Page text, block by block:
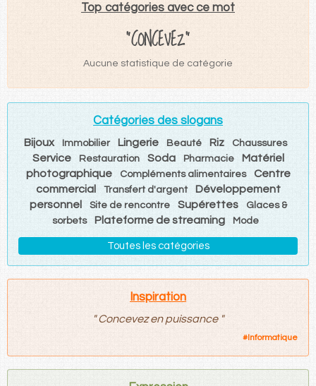
Top catégories avec ce mot
"CONCEVEZ"
Aucune statistique de catégorie
Catégories des slogans
Bijoux Immobilier Lingerie Beauté Riz Chaussures
Service Restauration Soda Pharmacie
Matériel
photographique
Compléments alimentaires
Centre
commercial
Transfert d'argent
Développement
personnel
Site de rencontre Supérettes
Glaces &
sorbets
Plateforme de streaming Mode
Toutes les catégories
Inspiration
" Concevez en puissance "
#Informatique